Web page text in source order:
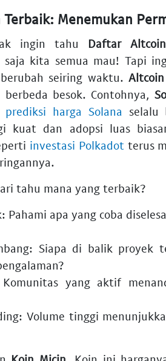
ingin tahu Daftar
saja kita semua mau! Tapi
seiring waktu.
besok. Contohnya,
prediksi harga Solana selalu
kuat dan adopsi luas
investasi Polkadot terus
tahu mana yang terbaik?
Pahami apa yang coba
Siapa di balik proyek
Komunitas yang aktif
Volume tinggi